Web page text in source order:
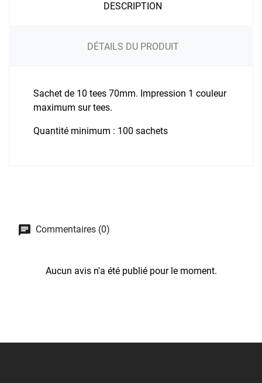
DESCRIPTION
DÉTAILS DU PRODUIT
Sachet de 10 tees 70mm. Impression 1 couleur
maximum sur tees.
Quantité minimum : 100 sachets
Commentaires (0)
Aucun avis n'a été publié pour le moment.